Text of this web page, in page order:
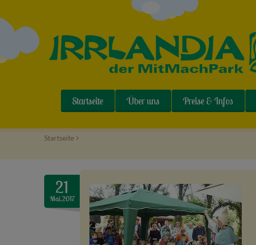
Startseite Über uns Preise & Infos
Startseite >
21
Mai.2017